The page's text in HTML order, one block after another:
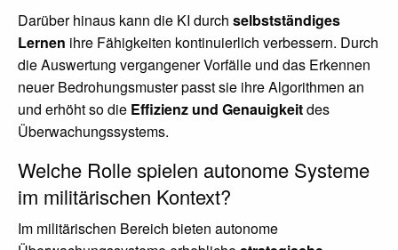
Darüber hinaus kann die KI durch selbstständiges
Lernen ihre Fähigkeiten kontinuierlich verbessern. Durch
die Auswertung vergangener Vorfälle und das Erkennen
neuer Bedrohungsmuster passt sie ihre Algorithmen an
und erhöht so die Effizienz und Genauigkeitdes
Überwachungssystems.
Welche Rolle spielen autonome Systeme
im militärischen Kontext?
Im militärischen Bereich bieten autonome